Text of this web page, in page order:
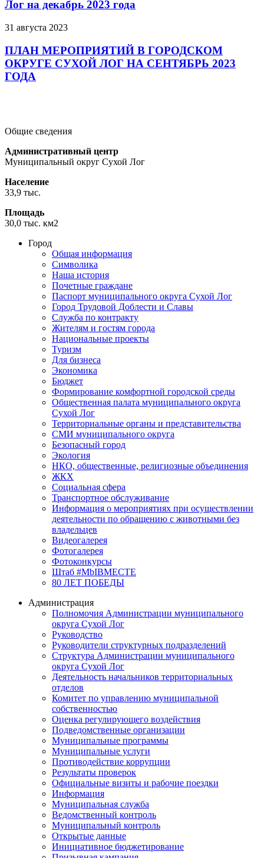
Лог на декабрь 2023 года
31 августа 2023
ПЛАН МЕРОПРИЯТИЙ В ГОРОДСКОМ
ОКРУГЕ СУХОЙ ЛОГ НА СЕНТЯБРЬ 2023
ГОДА
Общие сведения
Административный центр
Муниципальный округ Сухой Лог
Население
33,9 тыс.
Площадь
30,0 тыс. км2
Город
Общая информация
Символика
Наша история
Почетные граждане
Паспорт муниципального округа Сухой Лог
Город Трудовой Доблести и Славы
Служба по контракту
Жителям и гостям города
Национальные проекты
Туризм
Для бизнеса
Экономика
Бюджет
Формирование комфортной городской среды
Общественная палата муниципального округа
Сухой Лог
Территориальные органы и представительства
СМИ муниципального округа
Безопасный город
Экология
НКО, общественные, религиозные объединения
ЖКХ
Социальная сфера
Транспортное обслуживание
Информация о мероприятиях при осуществлении
деятельности по обращению с животными без
владельцев
Видеогалерея
Фотогалерея
Фотоконкурсы
Штаб #MbIBMECTE
80 ЛЕТ ПОБЕДЫ
Администрация
Полномочия Администрации муниципального
округа Сухой Лог
Руководство
Руководители структурных подразделений
Структура Администрации муниципального
округа Сухой Лог
Деятельность начальников территориальных
отделов
Комитет по управлению муниципальной
собственностью
Оценка регулирующего воздействия
Подведомственные организации
Муниципальные программы
Муниципальные услуги
Противодействие коррупции
Результаты проверок
Официальные визиты и рабочие поездки
Информация
Муниципальная служба
Ведомственный контроль
Муниципальный контроль
Открытые данные
Инициативное бюджетирование